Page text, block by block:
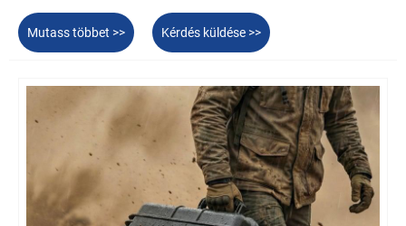
Mutass többet >> Kérdés küldése >>